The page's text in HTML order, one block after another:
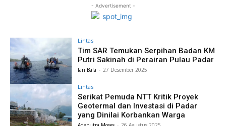
- Advertisement -
Lintas
Tim SAR Temukan Serpihan Badan KM
Putri Sakinah di Perairan Pulau Padar
Ian Bala - 27 Desember 2025
Lintas
Serikat Pemuda NTT Kritik Proyek
Geotermal dan Investasi di Padar
yang Dinilai Korbankan Warga